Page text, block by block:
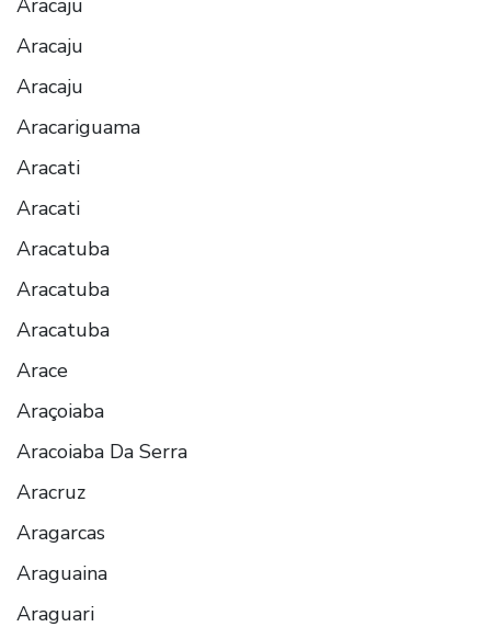
Aracaju
Aracaju
Aracariguama
Aracati
Aracati
Aracatuba
Aracatuba
Aracatuba
Arace
Araçoiaba
Aracoiaba Da Serra
Aracruz
Aragarcas
Araguaina
Araguari